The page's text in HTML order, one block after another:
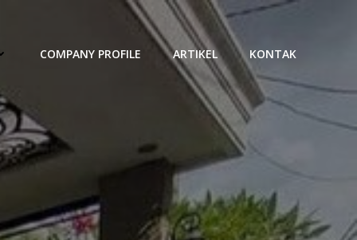
COMPANY PROFILE ARTIKEL KONTAK